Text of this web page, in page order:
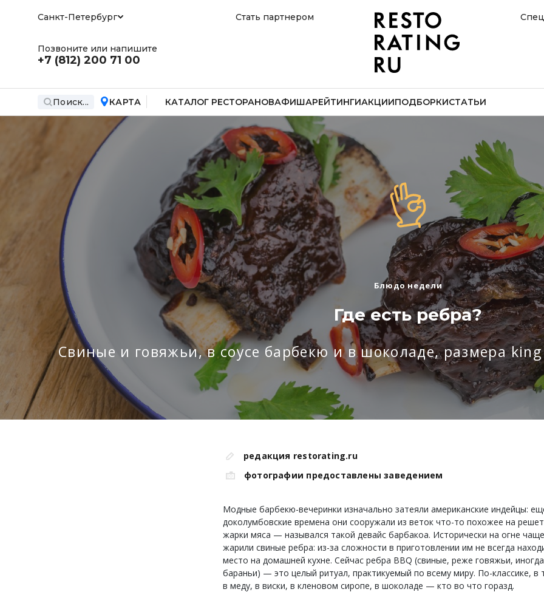
Санкт-Петербург Стать партнером
Позвоните или напишите
+7 (812) 200 71 00
Поиск... КАРТА КАТАЛОГ РЕСТОРАНОВАФИШАРЕЙТИНГИАКЦИИПОДБОРКИСТАТЬИ
Блюдо недели
Где есть ребра?
Свиные и говяжьи, в соусе барбекю и в шоколаде, размера
редакция restorating.ru
фотографии предоставлены заведением
Модные барбекю-вечеринки изначально затеяли американские индейцы:
доколумбовские времена они сооружали из веток что-то похожее на
жарки мяса — назывался такой девайс барбакоа. Исторически на огне
жарили свиные ребра: из-за сложности в приготовлении им не всегда
место на домашней кухне. Сейчас ребра BBQ (свиные, реже говяжьи, иногда
бараньи) — это целый ритуал, практикуемый по всему миру. По-классике, в
в меду, в виски, в кленовом сиропе, в шоколаде — кто во что горазд.